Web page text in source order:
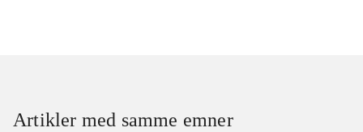
Artikler med samme emner